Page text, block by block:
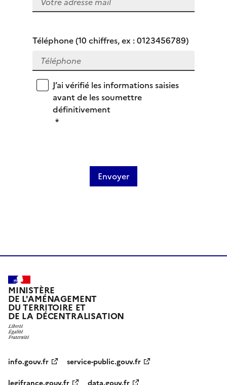
Téléphone (10 chiffres, ex : 0123456789)
J’ai vérifié les informations saisies
avant de les soumettre
définitivement
*
MINISTÈRE
DE L'AMÉNAGEMENT
DU TERRITOIRE ET
DE LA DÉCENTRALISATION
info.gouv.fr
service-public.gouv.fr